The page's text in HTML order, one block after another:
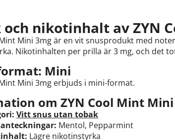
och nikotinhalt av ZYN
Mini 3mg är en vit snusprodukt med
Nikotinhalten per prilla är 3 mg, och det
Mini
Mini 3mg erbjuds i mini-format.
om ZYN Cool Mint
Vitt snus utan tobak
Mentol, Pepparmint
Lägre nikotinstyrka